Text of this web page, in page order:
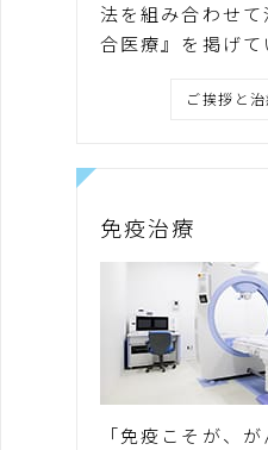
法を組み合わせ
合医療』を掲げて
ご挨拶と
免疫治療
「免疫こそが、